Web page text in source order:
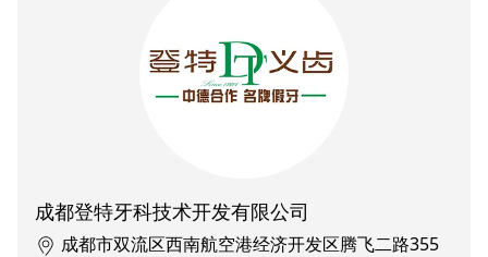
成都登特牙科技术开发有限公司
成都市双流区西南航空港经济开发区腾飞二路355